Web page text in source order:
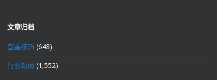
文章归档
查重技巧 (648)
行业新闻 (1,552)